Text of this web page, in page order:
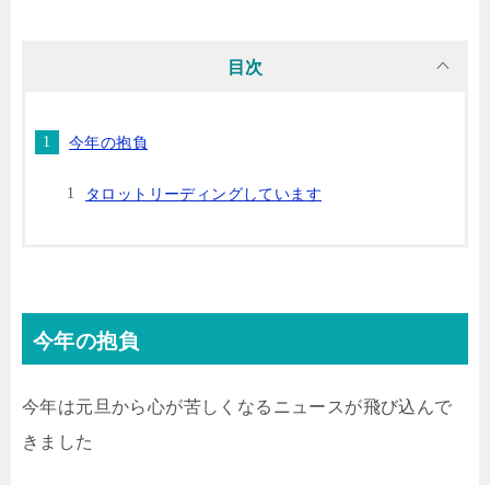
目次
今年の抱負
タロットリーディングしています
今年の抱負
今年は元旦から心が苦しくなるニュースが飛び込んで
きました